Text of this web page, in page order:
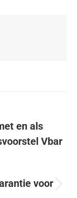
en als
Vbar
voor